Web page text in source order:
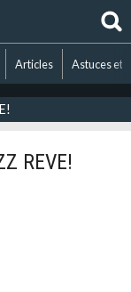
Articles Astuces et
REVE!